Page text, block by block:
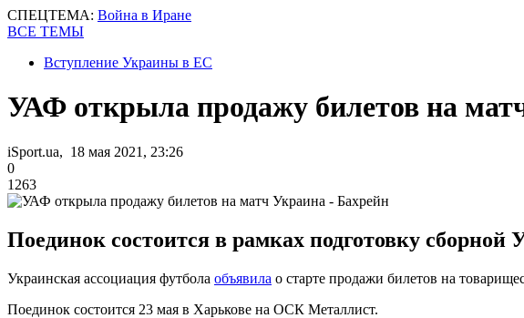
СПЕЦТЕМА: Война в Иране
ВСЕ ТЕМЫ
Вступление Украины в ЕС
УАФ открыла продажу билетов на
iSport.ua, 18 мая 2021, 23:26
0
1263
Поединок состоится в рамках подготовку
Украинская ассоциация футбола объявила о старте продажи билетов на
Поединок состоится 23 мая в Харькове на ОСК Металлист.